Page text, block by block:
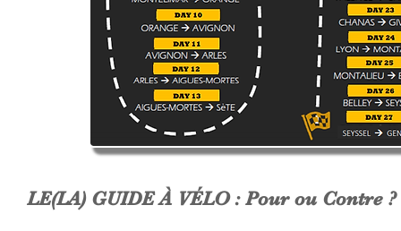
LE(LA) GUIDE À VÉLO : Pour ou Contre ?